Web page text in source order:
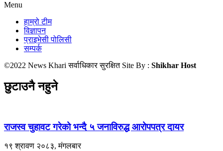
Menu
हाम्रो टीम
विज्ञापन
प्राइभेसी पोलिसी
सम्पर्क
©2022 News Khari सर्वाधिकार सुरक्षित Site By : Shikhar Host
छुटाउनै नहुने
राजस्व चुहावट गरेको भन्दै ५ जनाविरुद्ध आरोपपत्र दायर
१९ श्रावण २०८३, मंगलबार